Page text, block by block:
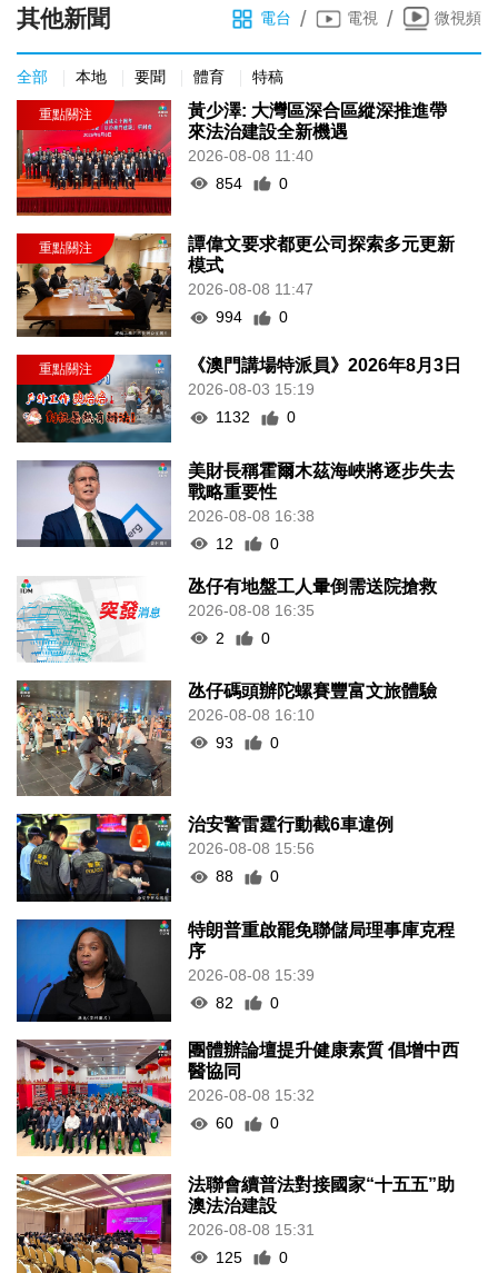
其他新聞 電台 / 電視 / 微視頻
全部 本地 要聞 體育 特稿
黃少澤: 大灣區深合區縱深推進帶
來法治建設全新機遇
2026-08-08 11:40
854
0
譚偉文要求都更公司探索多元更新
模式
2026-08-08 11:47
994
0
《澳門講場特派員》2026年8月3日
2026-08-03 15:19
1132
0
美財長稱霍爾木茲海峽將逐步失去
戰略重要性
2026-08-08 16:38
12
0
氹仔有地盤工人暈倒需送院搶救
2026-08-08 16:35
2
0
氹仔碼頭辦陀螺賽豐富文旅體驗
2026-08-08 16:10
93
0
治安警雷霆行動截6車違例
2026-08-08 15:56
88
0
特朗普重啟罷免聯儲局理事庫克程
序
2026-08-08 15:39
82
0
團體辦論壇提升健康素質 倡增中西
醫協同
2026-08-08 15:32
60
0
法聯會續普法對接國家“十五五”助
澳法治建設
2026-08-08 15:31
125
0